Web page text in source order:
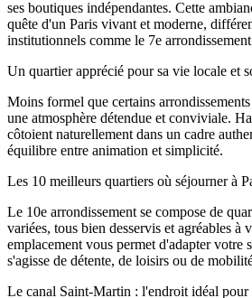
ses boutiques indépendantes. Cette
quête d'un Paris vivant et moderne,
institutionnels comme le 7e
Un quartier apprécié pour sa vie locale et
Moins formel que certains
une atmosphère détendue et conviviale.
côtoient naturellement dans un cadre
équilibre entre animation et simplicité.
Les 10 meilleurs quartiers où séjourner à
Le 10e arrondissement se compose de
variées, tous bien desservis et agréables à
emplacement vous permet d'adapter votre
s'agisse de détente, de loisirs ou de
Le canal Saint-Martin : l'endroit idéal pour